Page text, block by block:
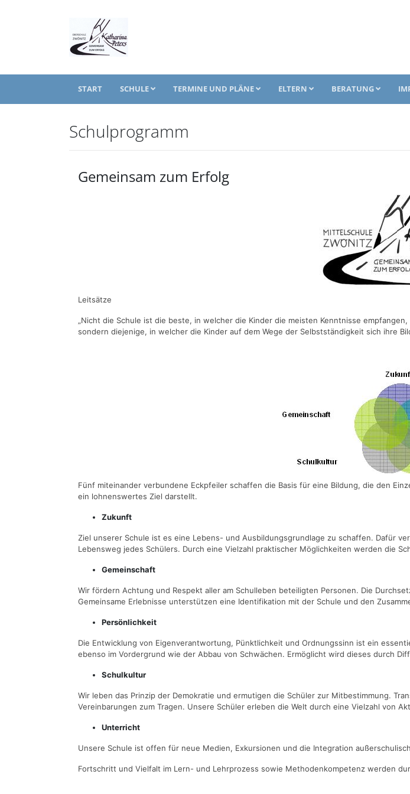
START SCHULE TERMINE UND PLÄNE ELTERN BERATUNG
Schulprogramm
Gemeinsam zum Erfolg
Leitsätze
„Nicht die Schule ist die beste, in welcher die Kinder die meisten Kenntnisse empfangen,
sondern diejenige, in welcher die Kinder auf dem Wege der Selbstständigkeit sich ihre
Fünf miteinander verbundene Eckpfeiler schaffen die Basis für eine Bildung, die den
ein lohnenswertes Ziel darstellt.
Zukunft
Ziel unserer Schule ist es eine Lebens- und Ausbildungsgrundlage zu schaffen. Dafür
Lebensweg jedes Schülers. Durch eine Vielzahl praktischer Möglichkeiten werden die
Gemeinschaft
Wir fördern Achtung und Respekt aller am Schulleben beteiligten Personen. Die
Gemeinsame Erlebnisse unterstützen eine Identifikation mit der Schule und den
Persönlichkeit
Die Entwicklung von Eigenverantwortung, Pünktlichkeit und Ordnungssinn ist ein
ebenso im Vordergrund wie der Abbau von Schwächen. Ermöglicht wird dieses durch
Schulkultur
Wir leben das Prinzip der Demokratie und ermutigen die Schüler zur Mitbestimmung.
Vereinbarungen zum Tragen. Unsere Schüler erleben die Welt durch eine Vielzahl von
Unterricht
Unsere Schule ist offen für neue Medien, Exkursionen und die Integration
Fortschritt und Vielfalt im Lern- und Lehrprozess sowie Methodenkompetenz werden